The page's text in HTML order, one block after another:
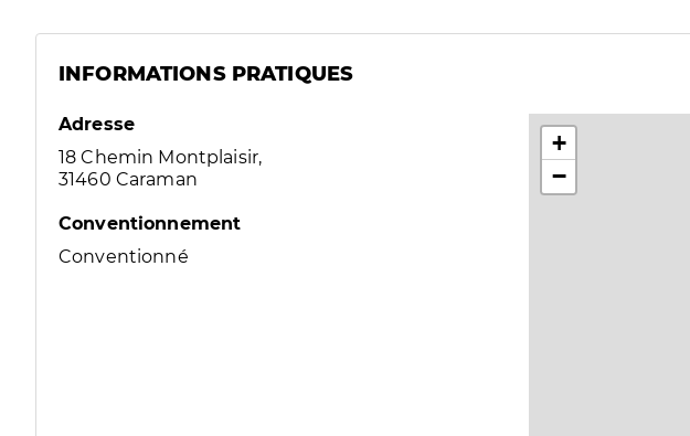
INFORMATIONS PRATIQUES
Adresse
18 Chemin Montplaisir,
31460 Caraman
Conventionnement
Conventionné
+
−